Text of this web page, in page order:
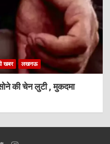
खबर लखनऊ
की चेन लुटी , मुकदमा